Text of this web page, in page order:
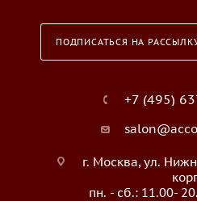
ПОДПИСАТЬСЯ НА
+7 (495)
г. Москва, ул.
пн. - сб.: 11.00-